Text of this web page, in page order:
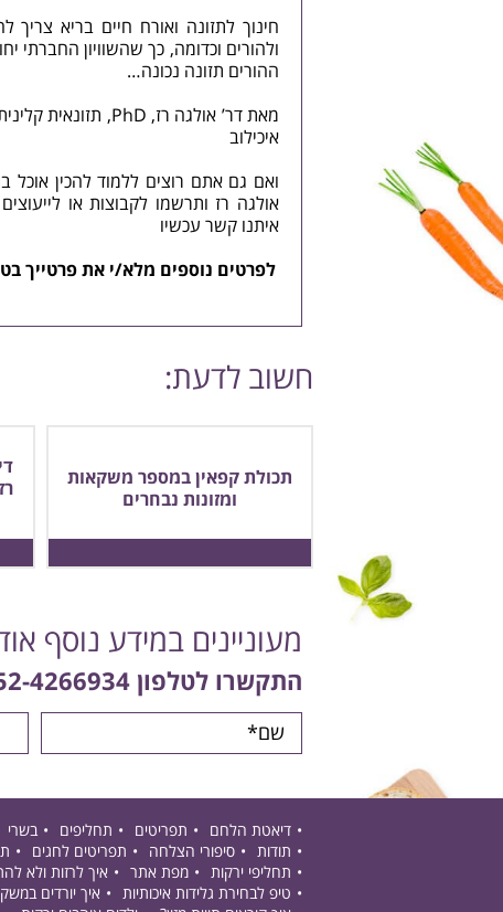
חינוך לתזונה ואורח חיים בריא צריך
ולהורים וכדומה, כך שהשוויון החברתי
ההורים תזונה נכונה…
מאת דר’ אולגה רז, PhD, תזונאית קלינית, מנחת קבוצות הרזיה, מנהלת היחידה לתזונה ו
איכילוב
ואם גם אתם רוצים ללמוד להכין אוכל
אולגה רז ותרשמו לקבוצות או לייעוצים אישיים
איתנו קשר עכשיו
לפרטים נוספים מלא/י את פרטייך
חשוב לדעת:
תכולת קפאין במספר משקאות
ומזונות נבחרים
מעוניינים במידע נוסף
התקשרו לטלפון 4266934
דיאטת הלחם תפריטים תחליפים בשרי
תודות
סיפורי הצלחה תפריטים לחגים
תחליפי ירקות
מפת אתר איך לרזות ולא
טיפ לבחירת גלידות איכותיות
איך יורדים